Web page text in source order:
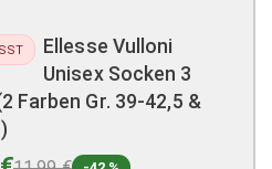
Ellesse Vulloni
Unisex Socken 3
Farben Gr. 39-42,5 &